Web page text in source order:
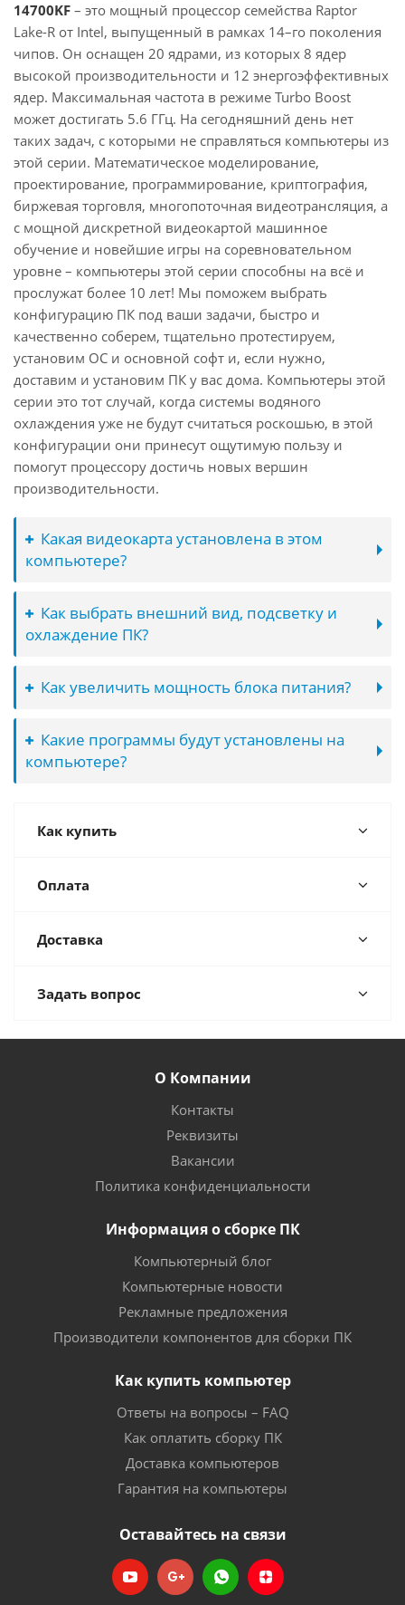
14700KF – это мощный процессор семейства Raptor
Lake-R от Intel, выпущенный в рамках 14–го поколения
чипов. Он оснащен 20 ядрами, из которых 8 ядер
высокой производительности и 12 энергоэффективных
ядер. Максимальная частота в режиме Turbo Boost
может достигать 5.6 ГГц. На сегодняшний день нет
таких задач, с которыми не справляться компьютеры из
этой серии. Математическое моделирование,
проектирование, программирование, криптография,
биржевая торговля, многопоточная видеотрансляция, а
с мощной дискретной видеокартой машинное
обучение и новейшие игры на соревновательном
уровне – компьютеры этой серии способны на всё и
прослужат более 10 лет! Мы поможем выбрать
конфигурацию ПК под ваши задачи, быстро и
качественно соберем, тщательно протестируем,
установим ОС и основной софт и, если нужно,
доставим и установим ПК у вас дома. Компьютеры этой
серии это тот случай, когда системы водяного
охлаждения уже не будут считаться роскошью, в этой
конфигурации они принесут ощутимую пользу и
помогут процессору достичь новых вершин
производительности.
Какая видеокарта установлена в этом
компьютере?
Как выбрать внешний вид, подсветку и
охлаждение ПК?
Как увеличить мощность блока питания?
Какие программы будут установлены на
компьютере?
Как купить
Оплата
Доставка
Задать вопрос
О Компании
Контакты
Реквизиты
Вакансии
Политика конфиденциальности
Информация о сборке ПК
Компьютерный блог
Компьютерные новости
Рекламные предложения
Производители компонентов для сборки ПК
Как купить компьютер
Ответы на вопросы – FAQ
Как оплатить сборку ПК
Доставка компьютеров
Гарантия на компьютеры
Оставайтесь на связи